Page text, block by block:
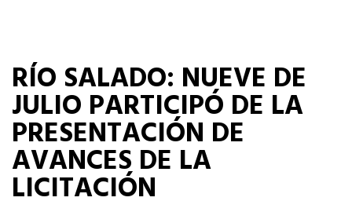
RÍO SALADO: NUEVE DE
JULIO PARTICIPÓ DE LA
PRESENTACIÓN DE
AVANCES DE LA
LICITACIÓN